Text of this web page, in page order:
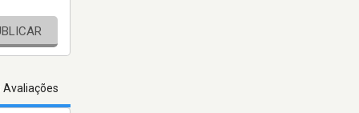
Avaliações